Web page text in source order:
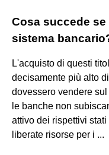
Cosa succede
sistema
L'acquisto di questi
decisamente più alto
dovessero vendere
le banche non
attivo dei rispettivi
liberate risorse per i ...